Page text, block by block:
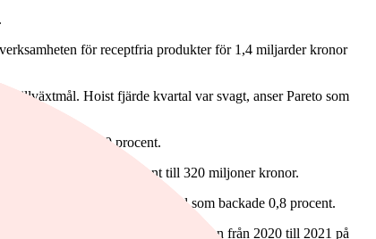
för receptfria produkter för 1,4 miljarder kronor
Hoist fjärde kvartal var svagt, anser Pareto som
Aktien backade 9 procent.
sjönk med 17 procent till 320 miljoner kronor.
Svagare gick det för Alfa Laval som backade 0,8 procent.
Vegas skjuter på de finansiella målen från 2020 till 2021 på